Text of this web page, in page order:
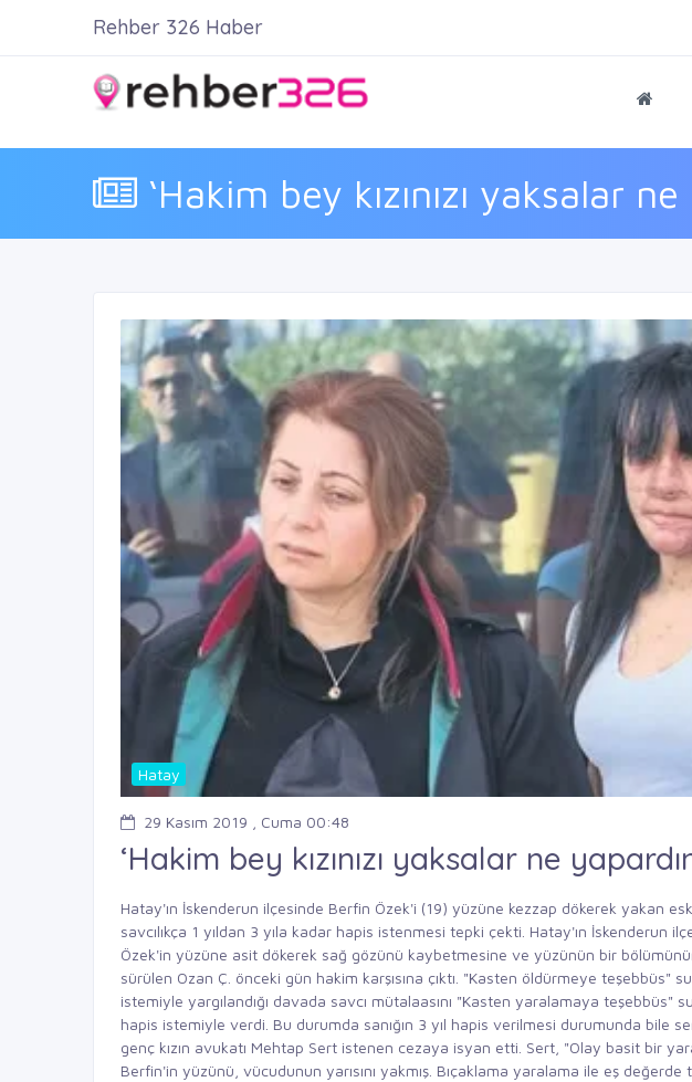
‘Hakim bey kızınızı yaksalar ne
Rehber 326 Haber
Hatay
29 Kasım 2019 , Cuma 00:48
‘Hakim bey kızınızı yaksalar ne
Hatay'ın İskenderun ilçesinde Berfin Özek'i (19) yüzüne kezzap dökerek yakan
savcılıkça 1 yıldan 3 yıla kadar hapis istenmesi tepki çekti. Hatay'ın İskenderun
Özek'in yüzüne asit dökerek sağ gözünü kaybetmesine ve yüzünün bir
sürülen Ozan Ç. önceki gün hakim karşısına çıktı. "Kasten öldürmeye teşebbüs"
istemiyle yargılandığı davada savcı mütalaasını "Kasten yaralamaya teşebbüs"
hapis istemiyle verdi. Bu durumda sanığın 3 yıl hapis verilmesi durumunda bile
genç kızın avukatı Mehtap Sert istenen cezaya isyan etti. Sert, "Olay basit bir
Berfin'in yüzünü, vücudunun yarısını yakmış. Bıçaklama yaralama ile eş değerde